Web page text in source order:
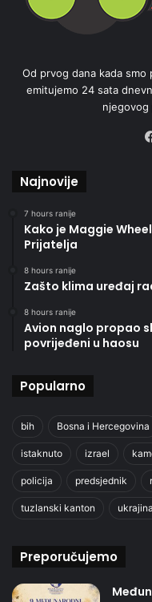
Od prvog dana kada smo
emitujemo 24 sata
njegovog
Najnovije
7 hours ranije
Kako je Maggie
Prijatelja
8 hours ranije
Zašto klima uređaj
8 hours ranije
Avion naglo propao
povrijeđeni u haosu
Popularno
bih Bosna i Hercegovina
istaknuto izrael
policija predsjednik
tuzlanski kanton ukrajina
Preporučujemo